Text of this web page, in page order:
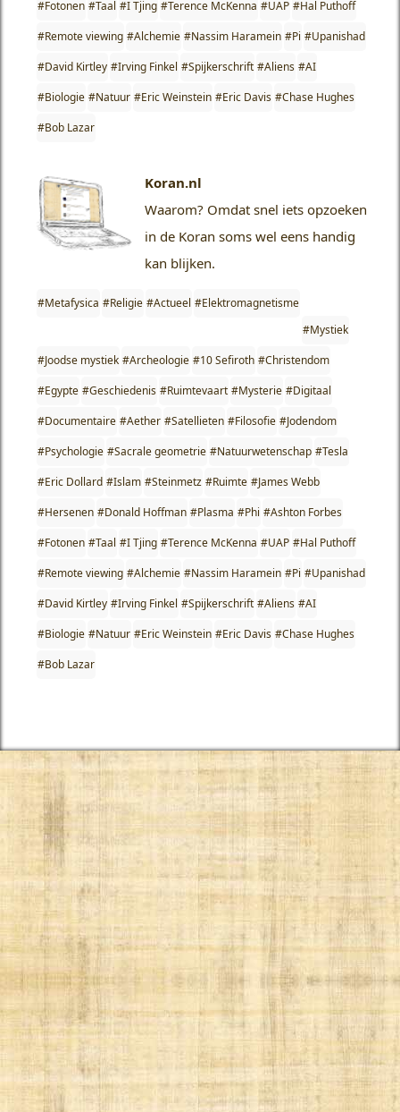
#Fotonen #Taal #I Tjing #Terence McKenna #UAP #Hal Puthoff
#Remote viewing #Alchemie #Nassim Haramein #Pi #Upanishad
#David Kirtley #Irving Finkel #Spijkerschrift #Aliens #AI
#Biologie #Natuur #Eric Weinstein #Eric Davis #Chase Hughes
#Bob Lazar
Koran.nl
Waarom? Omdat snel iets opzoeken
in de Koran soms wel eens handig
kan blijken.
#Metafysica #Religie #Actueel #Elektromagnetisme
#Mystiek
#Joodse mystiek #Archeologie #10 Sefiroth #Christendom
#Egypte #Geschiedenis #Ruimtevaart #Mysterie #Digitaal
#Documentaire #Aether #Satellieten #Filosofie #Jodendom
#Psychologie #Sacrale geometrie #Natuurwetenschap #Tesla
#Eric Dollard #Islam #Steinmetz #Ruimte #James Webb
#Hersenen #Donald Hoffman #Plasma #Phi #Ashton Forbes
#Fotonen #Taal #I Tjing #Terence McKenna #UAP #Hal Puthoff
#Remote viewing #Alchemie #Nassim Haramein #Pi #Upanishad
#David Kirtley #Irving Finkel #Spijkerschrift #Aliens #AI
#Biologie #Natuur #Eric Weinstein #Eric Davis #Chase Hughes
#Bob Lazar